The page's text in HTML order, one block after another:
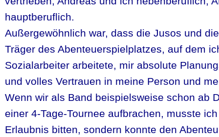
hauptberuflich.
Außergewöhnlich war, dass die Jusos und
Träger des Abenteuerspielplatzes, auf dem
Sozialarbeiter arbeitete, mir absolute
und volles Vertrauen in meine Person und
Wenn wir als Band beispielsweise schon ab
einer 4-Tage-Tournee aufbrachen, musste
Erlaubnis bitten, sondern konnte den